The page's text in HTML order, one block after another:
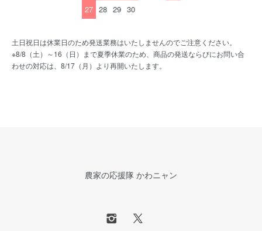
27 28 29 30
土日祝日は休業日のため発送業務はいたしませんのでご注意ください。
※8/8（土）～16（日）まで夏季休業のため、商品の発送ならびにお問い合
わせの対応は、8/17（月）より再開いたします。
農家の応援隊 かわニャン